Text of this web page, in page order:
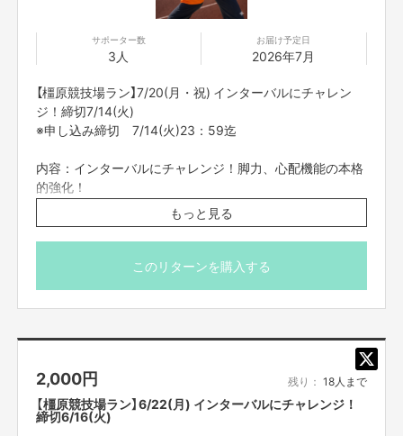
資金の使い方
今回ご支援頂いた資金は、
「第３回十手・下市町リレーマラソン２０２７に関わる運営費用」と「リタ
ーンの製作費」に充てさせて頂きます。
会場 ：下市中央公園（吉野郡下市町大字下市2227）
みなさんとこの大会を通じて、
素敵な思い出を作りたいと思っています！
各段にバージョンアップした大会とし、そして、伝説へ、、、
【ご支援にあたってのご注意事項】
※多少の時間変更の場合もございます。
■応募のご注意
・雨天中止の場合がございます。前日18:00までに判断
し、ご支援者の皆さまに個別にてご連絡をさせて頂きま
・中止の場合、同金額以下の別のリターンのご対応をいた
します。
・タイトルに日付が入っているものは、その日その時間で
の開催となります。同じ企画でも、日時が違いますので注
・一度ご支援いただいたものは、キャンセルができませ
ん。必ず予定が合うもののみご支援ください。
・迷惑メールの対策などでドメイン指定を行っている場
「@yoshimoto.co.jp」を受信設定してください。
・体温 37.5℃以上のお客様は、ご入場をお断りいたしま
す。
ご理解、ご協力をお願い申し上げます。
サポーター数
3人
お届け予定日
2026年7月
【橿原競技場ラン】7/20(月・祝) インターバルにチャレン
ジ！締切7/14(火)
※申し込み締切 7/14(火)23：59迄
内容：インターバルにチャレンジ！脚力、心配機能の本格
的強化！
集合場所・橿原陸上競技場正面入口
（橿原神宮前駅から徒歩約10分）
https://www.pref.nara.jp/20164.htm
※開催日時
開始時間 19:10
終了時間 20:30
※多少の時間変更の場合もございます。
もっと見る
このリターンを購入する
2,000円 残り： 18人まで
【橿原競技場ラン】6/22(月) インターバルにチャレンジ！
締切6/16(火)